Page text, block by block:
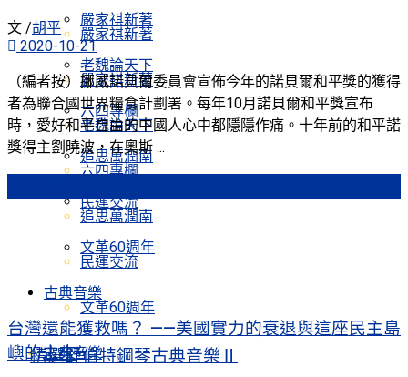
嚴家祺新著
老魏論天下
六四專欄
追思萬潤南
民運交流
文革60週年
古典音樂
精選舒伯特鋼琴古典音樂Ⅱ
嚴家祺新著
嚴家祺新著
老魏論天下
六四專欄
追思萬潤南
民運交流
文革60週年
古典音樂
文 /胡平
2020-10-21
（編者按）挪威諾貝爾委員會宣佈今年的諾貝爾和平獎的獲得
者為聯合國世界糧食計劃署。每年10月諾貝爾和平獎宣布
時，愛好和平自由的中國人心中都隱隱作痛。十年前的和平諾
獎得主劉曉波，在奧斯 ...
台灣還能獲救嗎？ ——美國實力的衰退與這座民主島
嶼的未來